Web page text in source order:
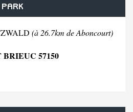
(à 26.7km de Aboncourt)
57150